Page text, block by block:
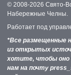
© 2008-2026 Свято-
Набережные Челны.
Работает под
*Все размещенные
из открытых
хотите, чтобы оно
нам на почту